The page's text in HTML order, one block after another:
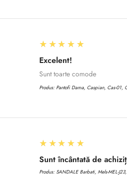
5
★★★★★
Excelent!
Sunt toarte comode
Produs: Pantofi Dama, Caspian, Cas-01,
5
★★★★★
Sunt încântată de
Produs: SANDALE Barbati, Mels-MEL-